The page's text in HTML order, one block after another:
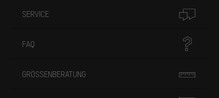
SERVICE
FAQ
GRÖSSENBERATUNG